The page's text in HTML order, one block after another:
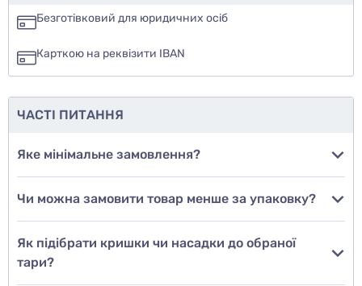
так
ще не знаю
Додати відгук
Безготівковий для юридичних осіб
Карткою на реквізити IBAN
ЧАСТІ ПИТАННЯ
Яке мінімальне замовлення?
Чи можна замовити товар менше за упаковку?
Як підібрати кришки чи насадки до обраної
тари?